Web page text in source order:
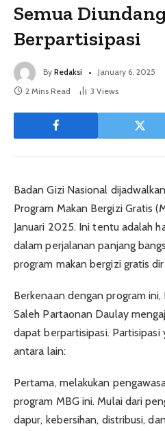
Semua
Berpartisipasi
By Redaksi January 6, 2025
2 Mins Read
3 Views
Badan Gizi Nasional
Program Makan Bergizi Gratis
Januari 2025. Ini tentu adalah
dalam perjalanan panjang
program makan bergizi gratis
Berkenaan dengan program ini,
Saleh Partaonan Daulay
dapat berpartisipasi. Partisipasi
antara lain:
Pertama, melakukan
program MBG ini. Mulai dari
dapur, kebersihan, distribusi,